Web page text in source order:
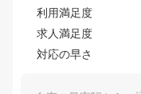
利用満足度
求人満足度
対応の早さ